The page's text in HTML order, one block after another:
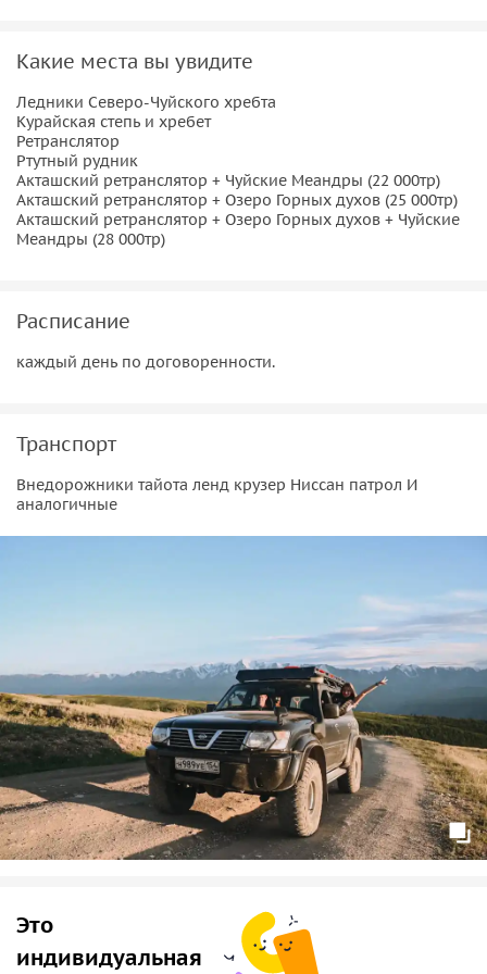
Необходимо взять тёплые вещи — на вершине может быть
холодно и сильный ветер, даже если внизу стоит жара.
Какие места вы увидите
Ледники Северо-Чуйского хребта
Курайская степь и хребет
Ретранслятор
Ртутный рудник
Акташский ретранслятор + Чуйские Меандры (22 000тр)
Акташский ретранслятор + Озеро Горных духов (25 000тр)
Акташский ретранслятор + Озеро Горных духов + Чуйские
Меандры (28 000тр)
Расписание
каждый день по договоренности.
Транспорт
Внедорожники тайота ленд крузер Ниссан патрол И
аналогичные
Это
индивидуальная